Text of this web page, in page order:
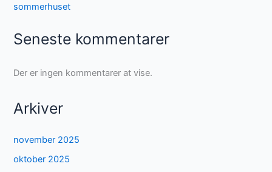
sommerhuset
Seneste kommentarer
Der er ingen kommentarer at vise.
Arkiver
november 2025
oktober 2025